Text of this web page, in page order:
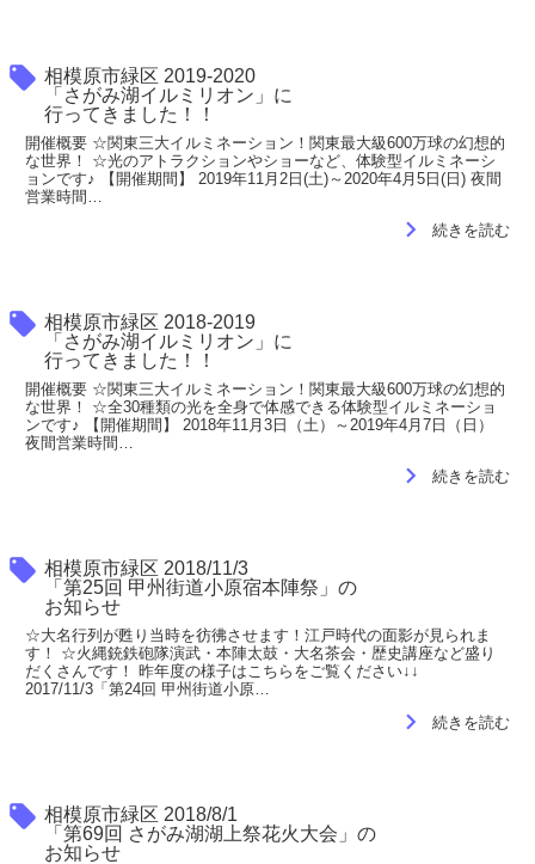
相模原市緑区 2019-2020
「さがみ湖イルミリオン」に
行ってきました！！
local_offer
開催概要 ☆関東三大イルミネーション！関東最大級600万球の幻想的
な世界！ ☆光のアトラクションやショーなど、体験型イルミネーシ
ョンです♪ 【開催期間】 2019年11月2日(土)～2020年4月5日(日) 夜間
営業時間…
navigate_next 続きを読む
相模原市緑区 2018-2019
「さがみ湖イルミリオン」に
行ってきました！！
local_offer
開催概要 ☆関東三大イルミネーション！関東最大級600万球の幻想的
な世界！ ☆全30種類の光を全身で体感できる体験型イルミネーショ
ンです♪ 【開催期間】 2018年11月3日（土）～2019年4月7日（日）
夜間営業時間…
navigate_next 続きを読む
相模原市緑区 2018/11/3
「第25回 甲州街道小原宿本陣祭」の
お知らせ
local_offer
☆大名行列が甦り当時を彷彿させます！江戸時代の面影が見られま
す！ ☆火縄銃鉄砲隊演武・本陣太鼓・大名茶会・歴史講座など盛り
だくさんです！ 昨年度の様子はこちらをご覧ください↓↓
2017/11/3「第24回 甲州街道小原…
navigate_next 続きを読む
相模原市緑区 2018/8/1
「第69回 さがみ湖湖上祭花火大会」の
お知らせ
local_offer